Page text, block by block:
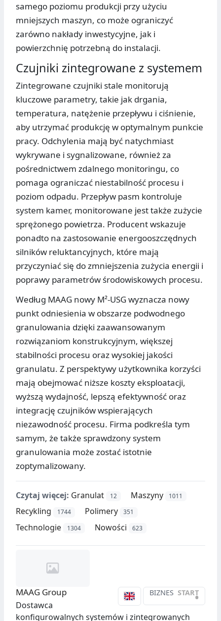
samego poziomu produkcji przy użyciu
mniejszych maszyn, co może ograniczyć
zarówno nakłady inwestycyjne, jak i
powierzchnię potrzebną do instalacji.
Czujniki zintegrowane z systemem
Zintegrowane czujniki stale monitorują
kluczowe parametry, takie jak drgania,
temperatura, natężenie przepływu i ciśnienie,
aby utrzymać produkcję w optymalnym punkcie
pracy. Odchylenia mają być natychmiast
wykrywane i sygnalizowane, również za
pośrednictwem zdalnego monitoringu, co
pomaga ograniczać niestabilność procesu i
poziom odpadu. Przepływ pasm kontroluje
system kamer, monitorowane jest także zużycie
sprężonego powietrza. Producent wskazuje
ponadto na zastosowanie energooszczędnych
silników reluktancyjnych, które mają
przyczyniać się do zmniejszenia zużycia energii i
poprawy parametrów środowiskowych procesu.
Według MAAG nowy M²-USG wyznacza nowy
punkt odniesienia w obszarze podwodnego
granulowania dzięki zaawansowanym
rozwiązaniom konstrukcyjnym, większej
stabilności procesu oraz wysokiej jakości
granulatu. Z perspektywy użytkownika korzyści
mają obejmować niższe koszty eksploatacji,
wyższą wydajność, lepszą efektywność oraz
integrację czujników wspierających
niezawodność procesu. Firma podkreśla tym
samym, że także sprawdzony system
granulowania może zostać istotnie
zoptymalizowany.
Czytaj więcej: Granulat 12 Maszyny 1011
Recykling 1744 Polimery 351
Technologie 1304 Nowości 623
BIZNES START
•
MAAG Group
Dostawca
konfigurowalnych systemów i zintegrowanych